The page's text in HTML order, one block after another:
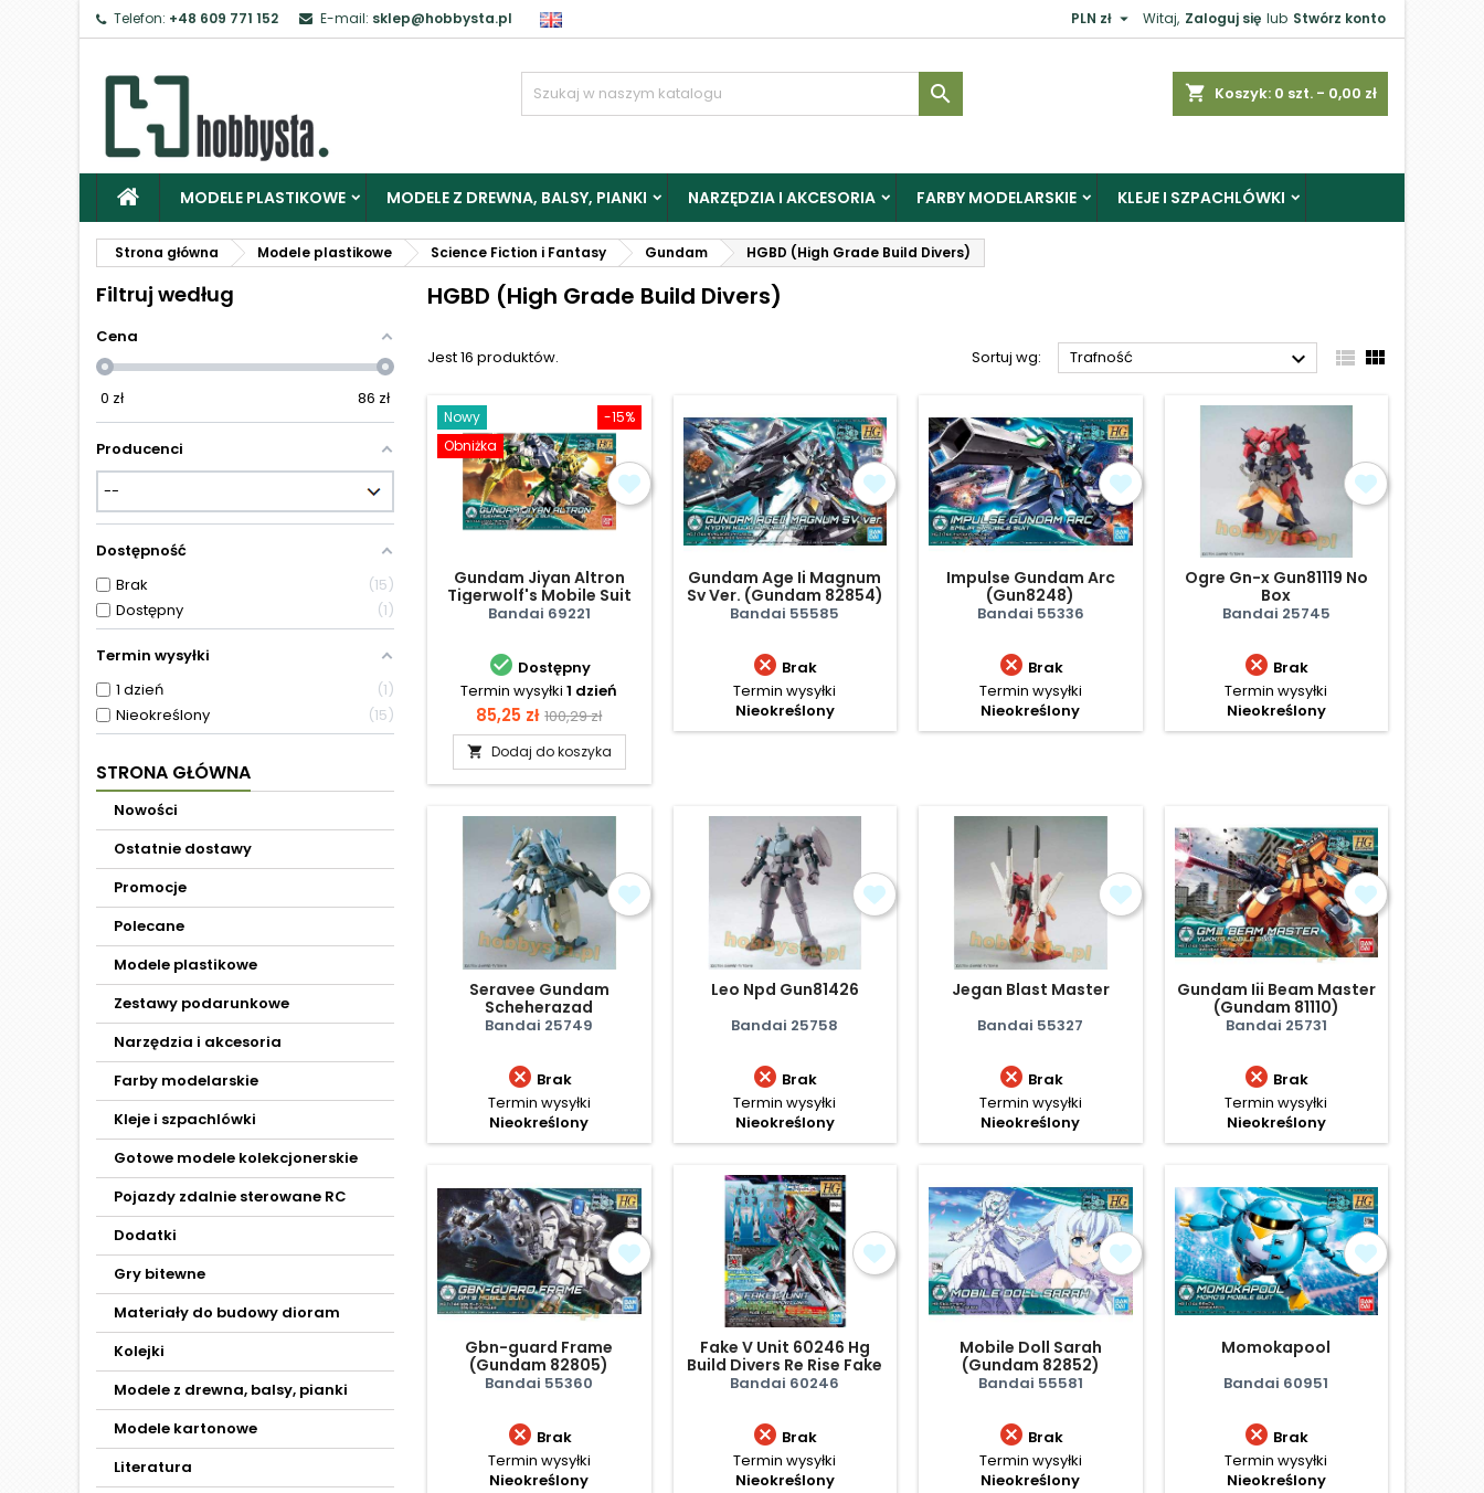
Telefon: +48 609 771 152 E-mail: sklep@hobbysta.pl Witaj, Zaloguj się lub Stwórz konto
PLN zł 
shopping_cart Koszyk: 0 szt. - 0,00 zł

MODELE PLASTIKOWE MODELE Z DREWNA, BALSY, PIANKI NARZĘDZIA I AKCESORIA FARBY MODELARSKIE KLEJE I SZPACHLÓWKI
Strona główna Modele plastikowe Science Fiction i Fantasy Gundam HGBD (High Grade Build Divers)
Filtruj według
Cena
0 zł 86 zł
Producenci
Dostępność
Brak
15
Dostępny
1
Termin wysyłki
1 dzień
1
Nieokreślony
15
STRONA GŁÓWNA
Nowości
Ostatnie dostawy
Promocje
Polecane
Modele plastikowe
Zestawy podarunkowe
Narzędzia i akcesoria
Farby modelarskie
Kleje i szpachlówki
Gotowe modele kolekcjonerskie
Pojazdy zdalnie sterowane RC
Dodatki
Gry bitewne
Materiały do budowy dioram
Kolejki
Modele z drewna, balsy, pianki
Modele kartonowe
Literatura
HGBD (High Grade Build Divers)
Jest 16 produktów. Sortuj wg: Trafność   
-15%
Nowy
Obniżka
Gundam Jiyan Altron
Tigerwolf's Mobile Suit
(Hgbd)
Bandai 69221
 Dostępny
Termin wysyłki 1 dzień
Cena
85,25 zł Cena
podstawowa
100,29 zł
 Dodaj do koszyka
Gundam Age Ii Magnum
Sv Ver. (Gundam 82854)
Bandai 55585
 Brak
Termin wysyłki
Nieokreślony
Impulse Gundam Arc
(Gun8248)
Bandai 55336
 Brak
Termin wysyłki
Nieokreślony
Ogre Gn-x Gun81119 No
Box
Bandai 25745
 Brak
Termin wysyłki
Nieokreślony
Seravee Gundam
Scheherazad
Bandai 25749
 Brak
Termin wysyłki
Nieokreślony
Leo Npd Gun81426
Bandai 25758
 Brak
Termin wysyłki
Nieokreślony
Jegan Blast Master
Bandai 55327
 Brak
Termin wysyłki
Nieokreślony
Gundam Iii Beam Master
(Gundam 81110)
Bandai 25731
 Brak
Termin wysyłki
Nieokreślony
Gbn-guard Frame
(Gundam 82805)
Bandai 55360
 Brak
Termin wysyłki
Nieokreślony
Fake V Unit 60246 Hg
Build Divers Re Rise Fake
Nu Unit Alus's Su
Bandai 60246
 Brak
Termin wysyłki
Nieokreślony
Mobile Doll Sarah
(Gundam 82852)
Bandai 55581
 Brak
Termin wysyłki
Nieokreślony
Momokapool
Bandai 60951
 Brak
Termin wysyłki
Nieokreślony
Zaloguj
Aby zapisać produkty do Schowka, musisz się zalogować.
Anuluj Zaloguj